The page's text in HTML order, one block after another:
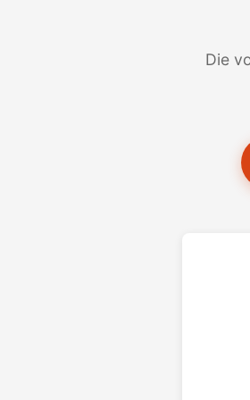
Die